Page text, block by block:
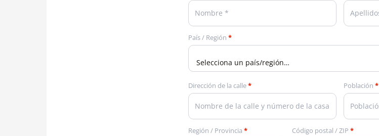
País / Región *
Dirección de la calle* Población *
Región / Provincia * Código postal / ZIP *